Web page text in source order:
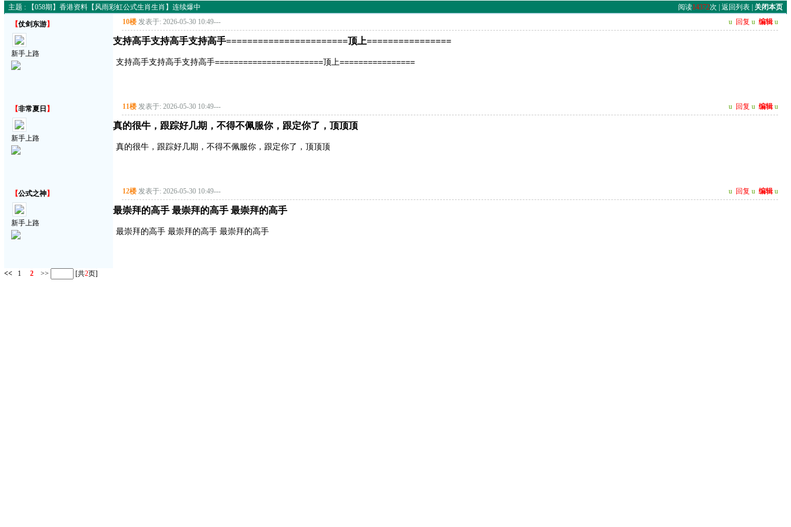
主题 : 【058期】香港资料【风雨彩虹公式生肖生肖】连续爆中 阅读14372次 | 返回列表| 关闭本页
【仗剑东游】
新手上路
10楼 发表于: 2026-05-30 10:49--- u 回复 u 编辑 u
支持高手支持高手支持高手=======================顶上================
支持高手支持高手支持高手=======================顶上================
【非常夏日 】
新手上路
11楼 发表于: 2026-05-30 10:49--- u 回复 u 编辑 u
真的很牛，跟踪好几期，不得不佩服你，跟定你了，顶顶顶
真的很牛，跟踪好几期，不得不佩服你，跟定你了，顶顶顶
【公式之神】
新手上路
12楼 发表于: 2026-05-30 10:49--- u 回复 u 编辑 u
最崇拜的高手 最崇拜的高手 最崇拜的高手
最崇拜的高手 最崇拜的高手 最崇拜的高手
<< 1 2 >> [共2页]